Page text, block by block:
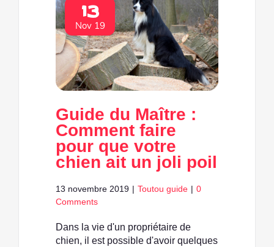
13
Nov 19
Guide du Maître :
Comment faire
pour que votre
chien ait un joli poil
13 novembre 2019 | Toutou guide | 0
Comments
Dans la vie d'un propriétaire de
chien, il est possible d'avoir quelques